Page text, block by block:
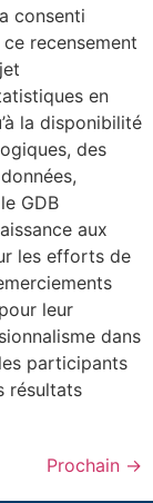
consenti
recensement
en
la disponibilité
des
GDB
aux
les efforts de
leur
dans
participants
résultats
Prochain →